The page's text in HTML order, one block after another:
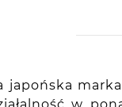
japońska